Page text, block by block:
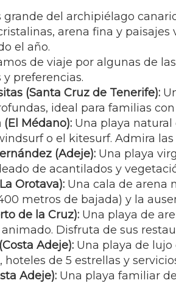
grande del archipiélago
arena fina y
el año.
de viaje por algunas de las
preferencias.
(Santa Cruz de Tenerife):
ideal para familias
(El Médano): Una playa
o el kitesurf. Admira
(Adeje): Una playa
de acantilados y
Orotava): Una cala de arena
metros de bajada) y la
de la Cruz): Una playa de
Disfruta de sus
Adeje): Una playa de lujo
de 5 estrellas y
Adeje): Una playa familiar